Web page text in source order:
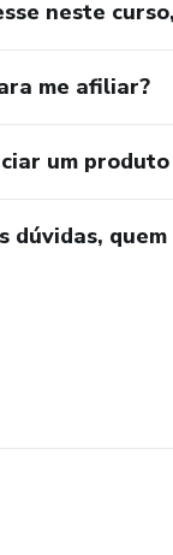
neste
me afiliar?
um
dúvidas,